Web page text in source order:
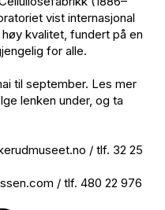
vist internasjonal
kvalitet, fundert på en
for alle.
til september. Les mer
lenken under, og ta
/ tlf. 32 25
/ tlf. 480 22 976